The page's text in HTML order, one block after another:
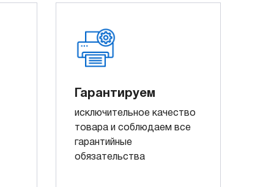
Гарантируем
исключительное качество
товара и соблюдаем все
гарантийные
обязательства